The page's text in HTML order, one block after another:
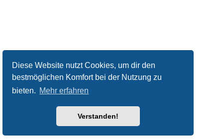
Diese Website nutzt Cookies, um dir den
bestmöglichen Komfort bei der Nutzung zu
bieten. Mehr erfahren
Verstanden!